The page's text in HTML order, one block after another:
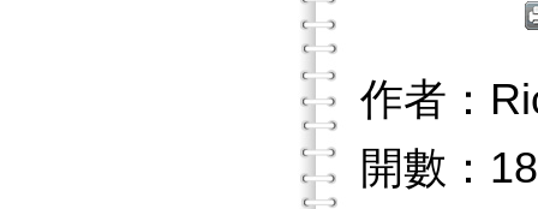
作者：
開數：18